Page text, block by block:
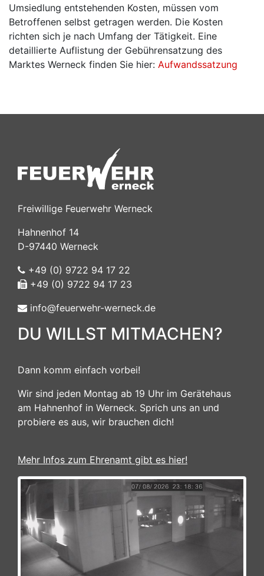
Umsiedlung entstehenden Kosten, müssen vom
Betroffenen selbst getragen werden. Die Kosten
richten sich je nach Umfang der Tätigkeit. Eine
detaillierte Auflistung der Gebührensatzung des
Marktes Werneck finden Sie hier: Aufwandssatzung
Freiwillige Feuerwehr Werneck
Hahnenhof 14
D-97440 Werneck
+49 (0) 9722 94 17 22
+49 (0) 9722 94 17 23
info@feuerwehr-werneck.de
DU WILLST MITMACHEN?
Dann komm einfach vorbei!
Wir sind jeden Montag ab 19 Uhr im Gerätehaus
am Hahnenhof in Werneck. Sprich uns an und
probiere es aus, wir brauchen dich!
Mehr Infos zum Ehrenamt gibt es hier!